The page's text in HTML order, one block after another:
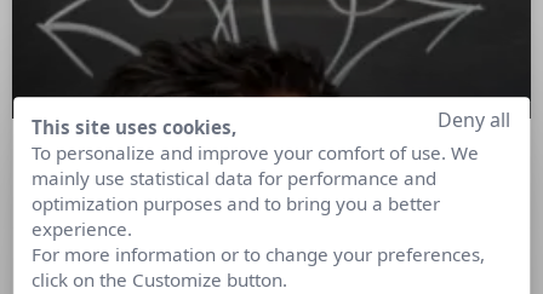
Les médias spécialisés sont mieux
armés face à la crise
Inutile de se cacher derrière son petit doigt : pour les médias
This site uses cookies,
To personalize and improve your comfort of use. We
mainly use statistical data for performance and
optimization purposes and to bring you a better
experience.
For more information or to change your preferences,
click on the Customize button.
Deny all